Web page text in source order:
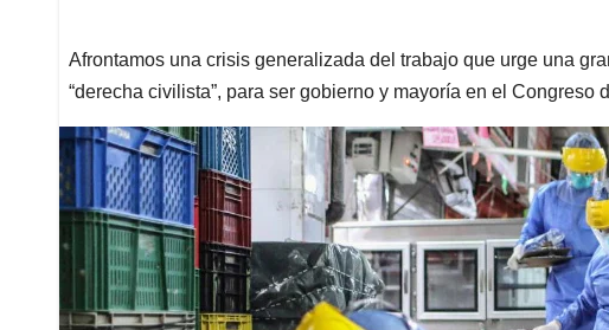
Afrontamos una crisis generalizada del trabajo que urge una
“derecha civilista”, para ser gobierno y mayoría en el Congreso